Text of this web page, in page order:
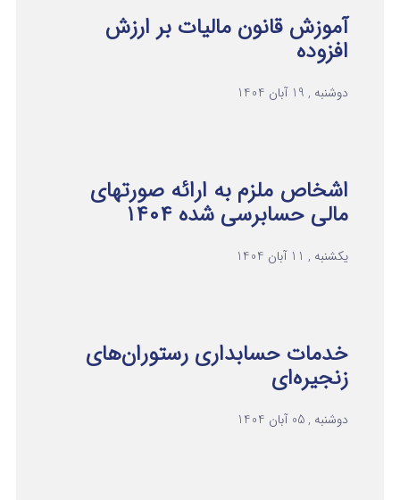
آموزش قانون مالیات بر ارزش
افزوده
دوشنبه , 19 آبان 1404
اشخاص ملزم به ارائه صورتهای
مالی حسابرسی شده ۱۴۰۴
یکشنبه , 11 آبان 1404
خدمات حسابداری رستوران‌های
زنجیره‌ای
دوشنبه , 05 آبان 1404